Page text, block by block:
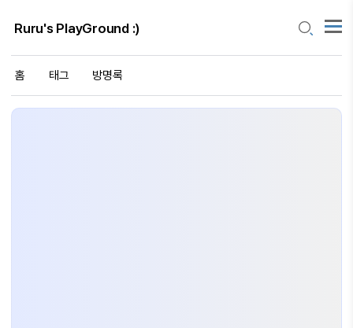
Ruru's PlayGround :)
홈 태그 방명록